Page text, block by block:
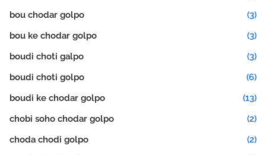
bou chodar golpo
(3)
bou ke chodar golpo
(3)
boudi choti galpo
(3)
boudi choti golpo
(6)
boudi ke chodar golpo
(13)
chobi soho chodar golpo
(2)
choda chodi golpo
(2)